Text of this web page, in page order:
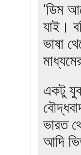
'ডিম
যাই।
ভাষা
একটু
ভারত
আদি